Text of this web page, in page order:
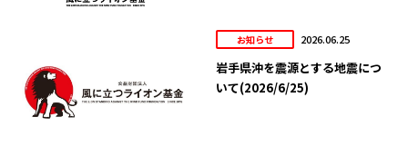
お知らせ 2026.06.25
岩手県沖を震源とする地震につ
いて(2026/6/25)